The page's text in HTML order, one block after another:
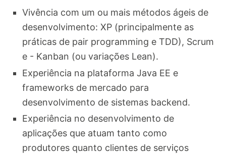
Vivência com um ou mais métodos ágeis de
desenvolvimento: XP (principalmente as
práticas de pair programming e TDD), Scrum
e - Kanban (ou variações Lean).
Experiência na plataforma Java EE e
frameworks de mercado para
desenvolvimento de sistemas backend.
Experiência no desenvolvimento de
aplicações que atuam tanto como
produtores quanto clientes de serviços